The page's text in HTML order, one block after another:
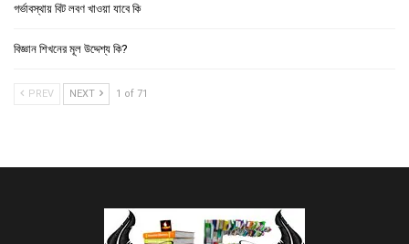
গর্ভাবস্থায় বিট লবণ খাওয়া যাবে কি
বিজ্ঞান শিখনের মূল উদ্দেশ্য কি?
PREV NEXT 1 of 71